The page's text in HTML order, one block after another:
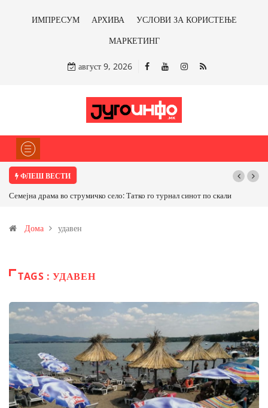
ИМПРЕСУМ АРХИВА
УСЛОВИ ЗА КОРИСТЕЊЕ
МАРКЕТИНГ
август 9, 2026
ФЛЕШ ВЕСТИ
Семејна драма во струмичко село: Татко го турнал синот по скали
Дома удавен
TAGS : УДАВЕН